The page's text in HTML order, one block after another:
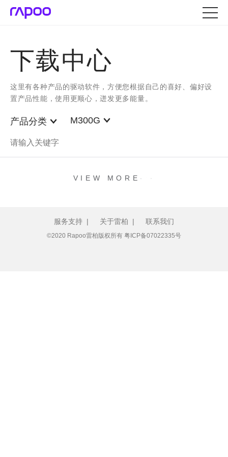
下载中心
这里有各种产品的驱动软件，方便您根据自己的喜好、偏好设
置产品性能，使用更顺心，迸发更多能量。
产品分类 M300G
VIEW MORE . .
服务支持 | 关于雷柏 | 联系我们
©2020 Rapoo雷柏版权所有 粤ICP备07022335号